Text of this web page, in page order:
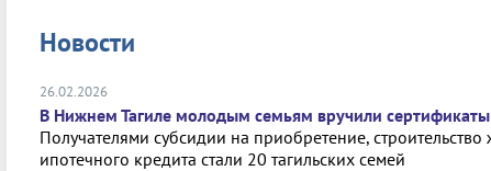
Новости
26.02.2026
В Нижнем Тагиле молодым семьям вручили
Получателями субсидии на приобретение,
ипотечного кредита стали 20 тагильских семей